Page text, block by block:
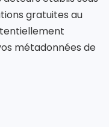
gratuites au
métadonnées de